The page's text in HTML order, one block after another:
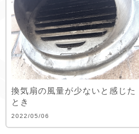
換気扇の風量が少ないと感じた
とき
2022/05/06